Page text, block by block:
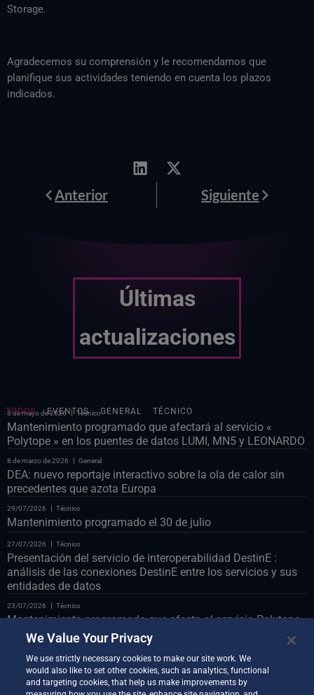
Storage.
Agradecemos su comprensión y le recomendamos que
planifique sus actividades teniendo en cuenta los plazos
indicados.
Anterior
Anterior SiguienteSiguiente
Últimas
actualizaciones
EVENTOS GENERAL TÉCNICO
TODOS
8 de mayo de 2026 Técnico
Mantenimiento programado que afectará al servicio «
Polytope » en los puentes de datos LUMI, MN5 y LEONARDO
8 de marzo de 2026 General
DEA: nuevo reportaje interactivo sobre la ola de calor sin
precedentes que azota Europa
29/07/2026 Técnico
Mantenimiento programado el 30 de julio
27/07/2026 Técnico
Presentación del servicio de interoperabilidad DestinE :
análisis de las conexiones DestinE entre los servicios y sus
entidades de datos
23/07/2026 Técnico
Mantenimiento programado que afecta al servicio Polytope
en el puente de datos LUMI
Técnico
Mantenimiento programado del portal web el 24 de julio
Técnico
We Value Your Privacy
We use strictly necessary cookies to make our site work. We
would also like to set other cookies, such as analytics, functional
and targeting cookies, that help us make improvements by